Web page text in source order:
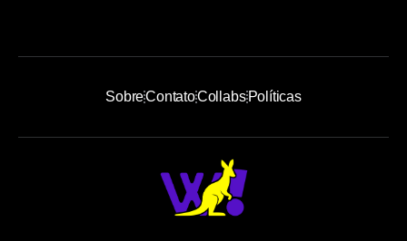
SobreContatoCollabsPolíticas